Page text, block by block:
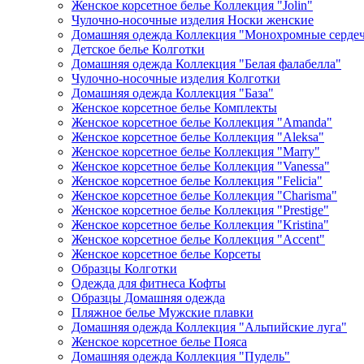
Женское корсетное белье Коллекция "Jolin"
Чулочно-носочные изделия Носки женские
Домашняя одежда Коллекция "Монохромные
Детское белье Колготки
Домашняя одежда Коллекция "Белая фалабелла"
Чулочно-носочные изделия Колготки
Домашняя одежда Коллекция "База"
Женское корсетное белье Комплекты
Женское корсетное белье Коллекция "Amanda"
Женское корсетное белье Коллекция "Aleksa"
Женское корсетное белье Коллекция "Marry"
Женское корсетное белье Коллекция "Vanessa"
Женское корсетное белье Коллекция "Felicia"
Женское корсетное белье Коллекция "Charisma"
Женское корсетное белье Коллекция "Prestige"
Женское корсетное белье Коллекция "Kristina"
Женское корсетное белье Коллекция "Accent"
Женское корсетное белье Корсеты
Образцы Колготки
Одежда для фитнеса Кофты
Образцы Домашняя одежда
Пляжное белье Мужские плавки
Домашняя одежда Коллекция "Альпийские луга"
Женское корсетное белье Пояса
Домашняя одежда Коллекция "Пудель"